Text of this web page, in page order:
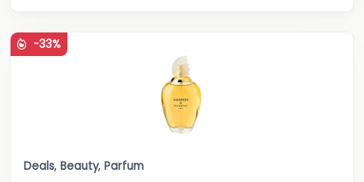
-33%
Deals, Beauty, Parfum